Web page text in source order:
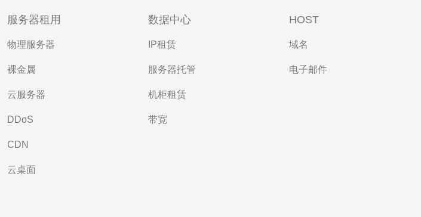
服务器租用
物理服务器
裸金属
云服务器
DDoS
CDN
云桌面
数据中心
IP租赁
服务器托管
机柜租赁
带宽
HOST
域名
电子邮件